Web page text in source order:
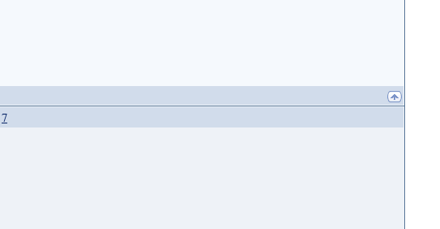
7